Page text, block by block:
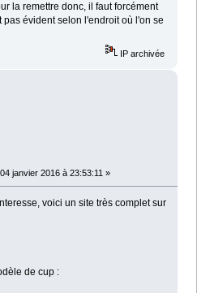
la remettre donc, il faut forcément
évident selon l'endroit où l'on se
IP archivée
04 janvier 2016 à 23:53:11 »
voici un site très complet sur
de cup :